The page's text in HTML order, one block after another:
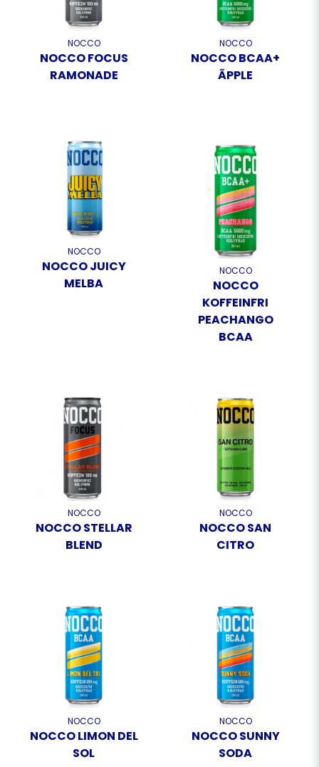
NOCCO
NOCCO FOCUS
RAMONADE
NOCCO
NOCCO BCAA+
ÃPPLE
NOCCO
NOCCO JUICY
MELBA
NOCCO
NOCCO
KOFFEINFRI
PEACHANGO
BCAA
NOCCO
NOCCO STELLAR
BLEND
NOCCO
NOCCO SAN
CITRO
NOCCO
NOCCO LIMON DEL
SOL
NOCCO
NOCCO SUNNY
SODA